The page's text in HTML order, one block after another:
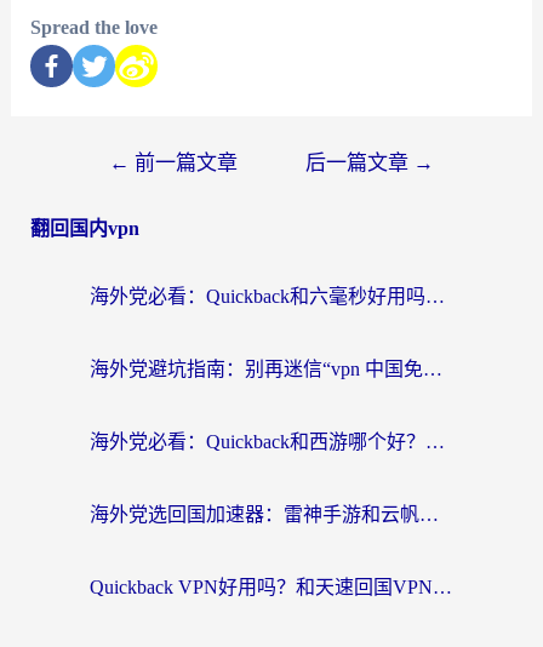
Spread the love
← 前一篇文章 后一篇文章 →
翻回国内vpn
海外党必看：Quickback和六毫秒好用吗？3步选对回国加速器，无缝刷国内剧玩游戏
海外党避坑指南：别再迷信“vpn 中国免费”，选对回国加速器才能无缝刷国内资源
海外党必看：Quickback和西游哪个好？3个维度教你选对回国加速器
海外党选回国加速器：雷神手游和云帆哪个好？附3组对比+避坑指南
Quickback VPN好用吗？和天速回国VPN对比哪个回国效果更好？海外党必看的真实体验指南